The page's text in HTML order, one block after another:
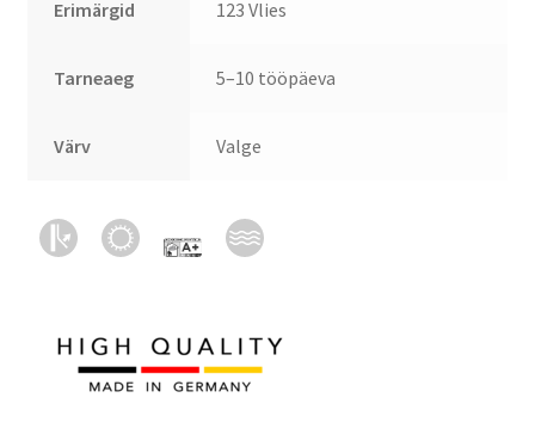
Erimärgid 123 Vlies
Tarneaeg 5–10 tööpäeva
Värv Valge